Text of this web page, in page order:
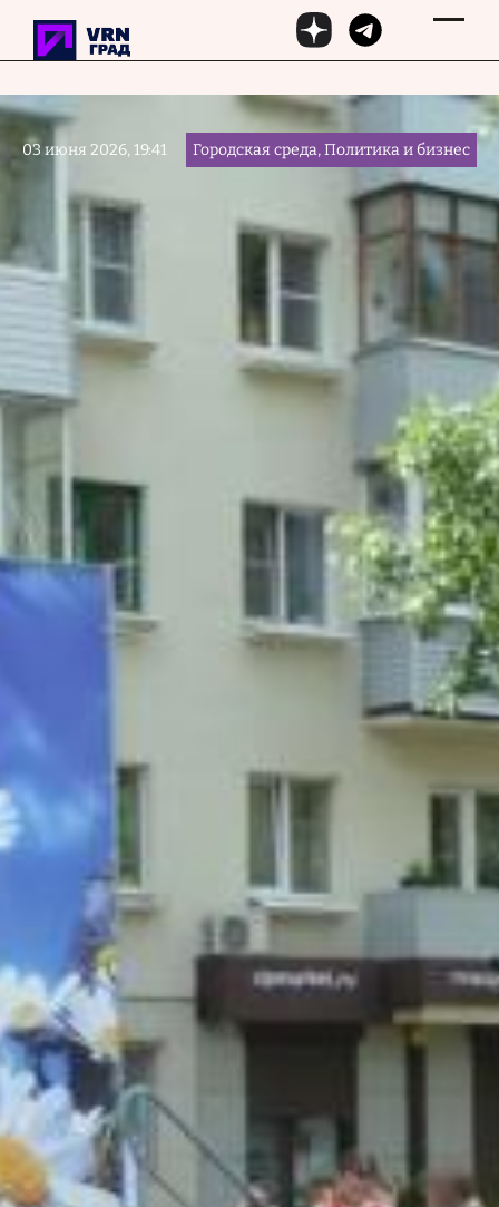
Перейти к основному содержанию
03 июня 2026, 19:41 Городская среда, Политика и бизнес